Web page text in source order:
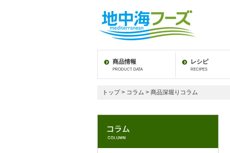
商品情報
PRODUCT DATA
レシピ
RECIPES
トップ> コラム > 商品深堀りコラム